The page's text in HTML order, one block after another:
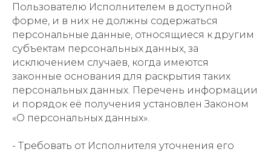
Пользователю Исполнителем в доступной
форме, и в них не должны содержаться
персональные данные, относящиеся к другим
субъектам персональных данных, за
исключением случаев, когда имеются
законные основания для раскрытия таких
персональных данных. Перечень информации
и порядок её получения установлен Законом
«О персональных данных».
- Требовать от Исполнителя уточнения его